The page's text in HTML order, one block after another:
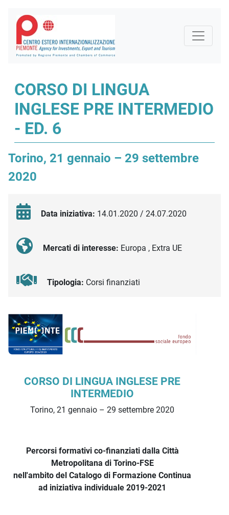
CORSO DI LINGUA
INGLESE PRE INTERMEDIO
- ED. 6
Torino, 21 gennaio – 29 settembre
2020
Data iniziativa: 14.01.2020 / 24.07.2020
Mercati di interesse: Europa , Extra UE
Tipologia: Corsi finanziati
Descrizione iniziativa
CORSO DI LINGUA INGLESE PRE
INTERMEDIO
Torino, 21 gennaio – 29 settembre 2020
Percorsi formativi co-finanziati dalla Città
Metropolitana di Torino-FSE
nell'ambito del Catalogo di Formazione Continua
ad iniziativa individuale 2019-2021